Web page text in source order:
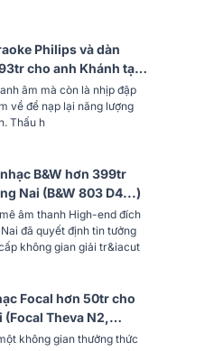
Philips và dàn
cho anh Khánh tại
70, CSS5561/70,
70)
âm mà còn là nhịp đập
về để nạp lại năng lượng
Thấu h
B&W hơn 399tr
Nai (B&W 803 D4...)
âm thanh High-end đích
đã quyết định tin tưởng
không gian giải tr&iacut
Focal hơn 50tr cho
(Focal Theva N2,
không gian thưởng thức